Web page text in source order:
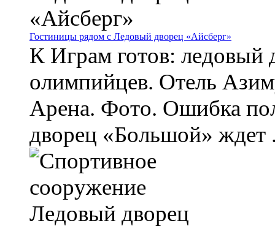
Гостиницы рядом с Ледовый дворец «Айсберг»
К Играм готов: ледовый
олимпийцев. Отель
Арена. Фото. Ошибка
дворец «Большой» ждет